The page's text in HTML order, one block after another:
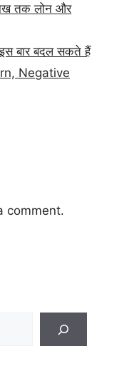
तक लोन और
बार बदल सकते हैं
Negative
comment.